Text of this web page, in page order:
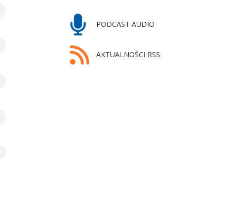
PODCAST AUDIO
AKTUALNOŚCI RSS